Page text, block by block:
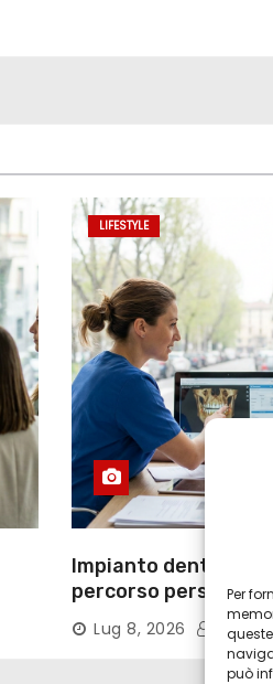
Per
può
LIFESTYLE
Impianto dentale
percorso
tecnologie
Lug 8, 2026 Admin